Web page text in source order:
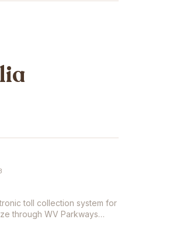
toll collection system for
through WV Parkways…